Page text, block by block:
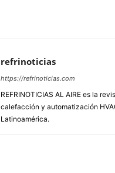
refrinoticias
https://refrinoticias.com
REFRINOTICIAS AL AIRE es la
calefacción y automatización
Latinoamérica.